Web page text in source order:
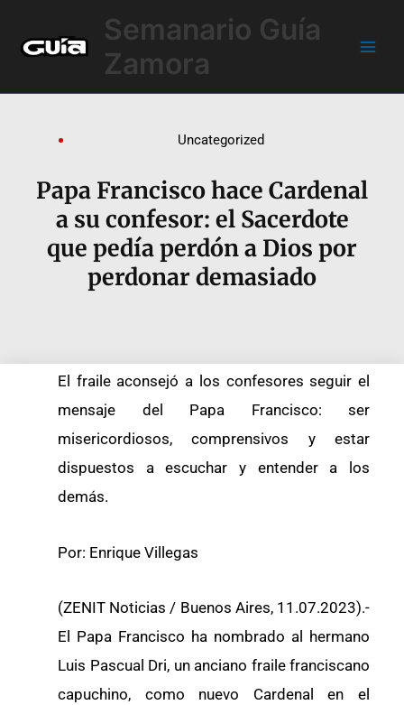
contenido
Semanario Guía
Zamora
Uncategorized
Papa Francisco hace Cardenal
a su confesor: el Sacerdote
que pedía perdón a Dios por
perdonar demasiado
El fraile aconsejó a los confesores seguir el
mensaje del Papa Francisco: ser
misericordiosos, comprensivos y estar
dispuestos a escuchar y entender a los
demás.
Por: Enrique Villegas
(ZENIT Noticias / Buenos Aires, 11.07.2023).-
El Papa Francisco ha nombrado al hermano
Luis Pascual Dri, un anciano fraile franciscano
capuchino, como nuevo Cardenal en el